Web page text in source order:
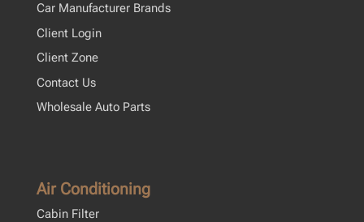
Car Manufacturer Brands
Client Login
Client Zone
Contact Us
Wholesale Auto Parts
Air Conditioning
Cabin Filter